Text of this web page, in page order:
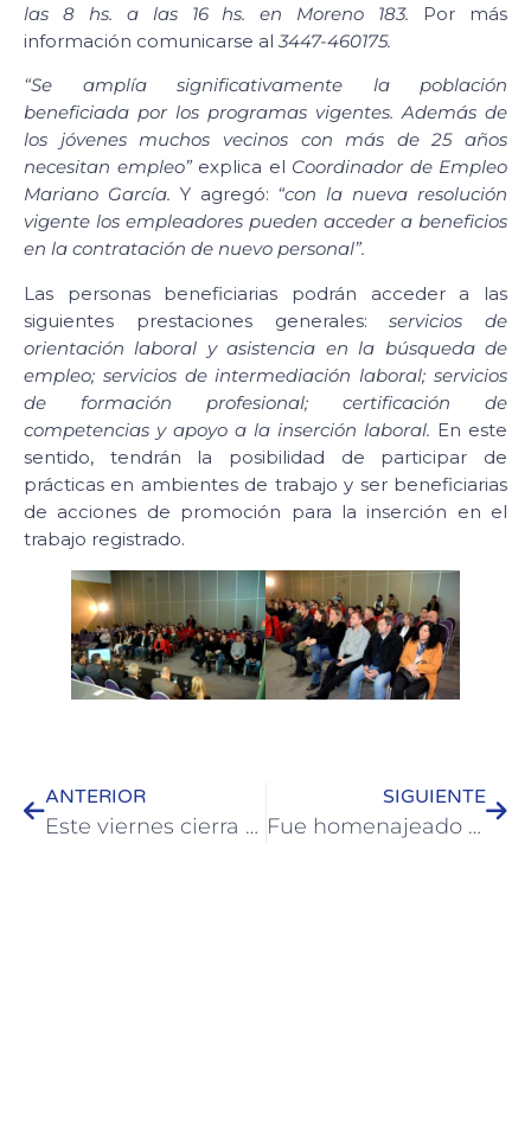
las 8 hs. a las 16 hs. en Moreno 183. Por más
información comunicarse al3447-460175.
“Se amplía significativamente la población
beneficiada por los programas vigentes. Además de
los jóvenes muchos vecinos con más de 25 años
necesitan empleo”explica el Coordinador de Empleo
Mariano García. Y agregó: “con la nueva resolución
vigente los empleadores pueden acceder a beneficios
en la contratación de nuevo personal”.
Las personas beneficiarias podrán acceder a las
siguientes prestaciones generales:servicios de
orientación laboral y asistencia en la búsqueda de
empleo; servicios de intermediación laboral; servicios
de formación profesional; certificación de
competencias y apoyo a la inserción laboral. En este
sentido, tendrán la posibilidad de participar de
prácticas en ambientes de trabajo y ser beneficiarias
de acciones de promoción para la inserción en el
trabajo registrado.
ANTERIOR
Este viernes cierra con un baile el mes de la Ancianidad
SIGUIENTE
Fue homenajeado Gervasio Artigas en el aniversario de la Independencia de la República Oriental del Uruguay